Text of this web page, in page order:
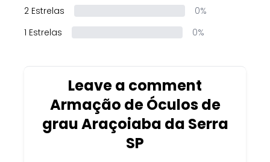
2 Estrelas
0%
1 Estrelas
0%
Leave a comment
Armação de Óculos de
grau Araçoiaba da Serra
SP